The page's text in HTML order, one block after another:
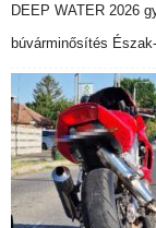
DEEP WATER 2026
búvárminősítés